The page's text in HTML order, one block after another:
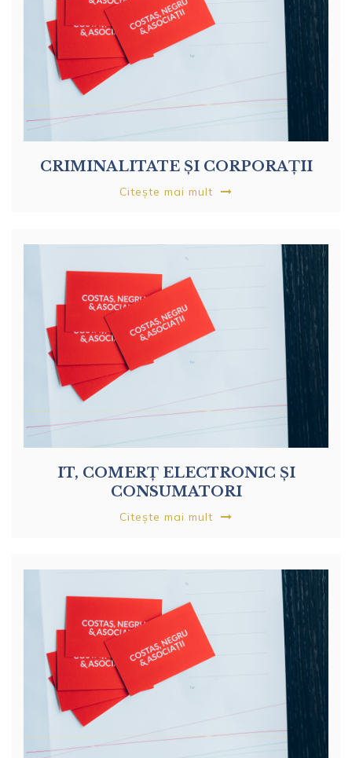
CRIMINALITATE ȘI CORPORAȚII
Citește mai mult
IT, COMERȚ ELECTRONIC ȘI
CONSUMATORI
Citește mai mult